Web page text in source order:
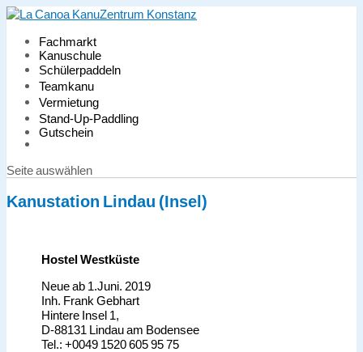
Fachmarkt
Kanuschule
Schülerpaddeln
Teamkanu
Vermietung
Stand-Up-Paddling
Gutschein
Seite auswählen
Kanustation Lindau (Insel)
Hostel Westküste
Neue ab 1.Juni. 2019
Inh. Frank Gebhart
Hintere Insel 1,
D-88131 Lindau am Bodensee
Tel.: +0049 1520 605 95 75